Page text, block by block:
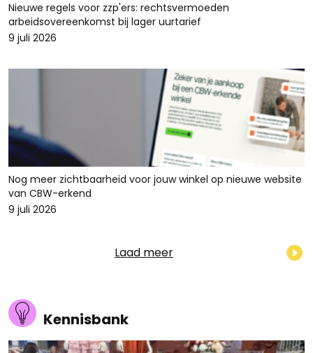
Nieuwe regels voor zzp'ers: rechtsvermoeden
arbeidsovereenkomst bij lager uurtarief
9 juli 2026
Nog meer zichtbaarheid voor jouw winkel op nieuwe website
van CBW-erkend
9 juli 2026
Laad meer
Kennisbank